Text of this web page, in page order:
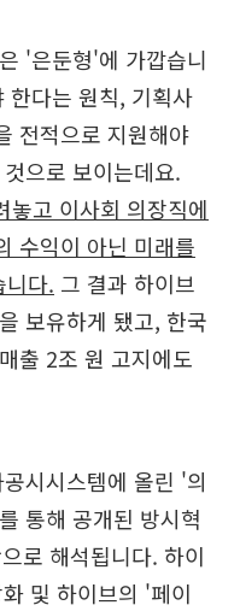
'은둔형'에 가깝습니
한다는 원칙, 기획사
전적으로 지원해야
으로 보이는데요.
고 이사회 의장직에
수익이 아닌 미래를
니다. 그 결과 하이브
보유하게 됐고, 한국
출 2조 원 고지에도
시시스템에 올린 '의
통해 공개된 방시혁
로 해석됩니다. 하이
및 하이브의 '페이